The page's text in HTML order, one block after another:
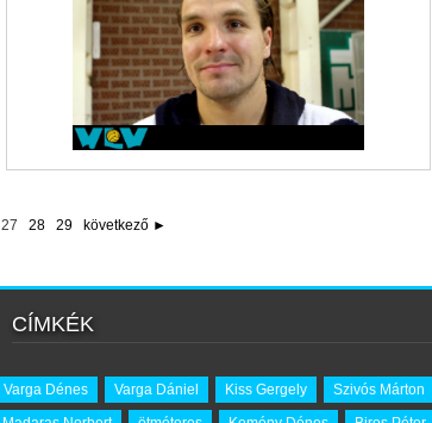
27 28 29 következő ►
CÍMKÉK
Varga Dénes Varga Dániel Kiss Gergely
Szivós Márton